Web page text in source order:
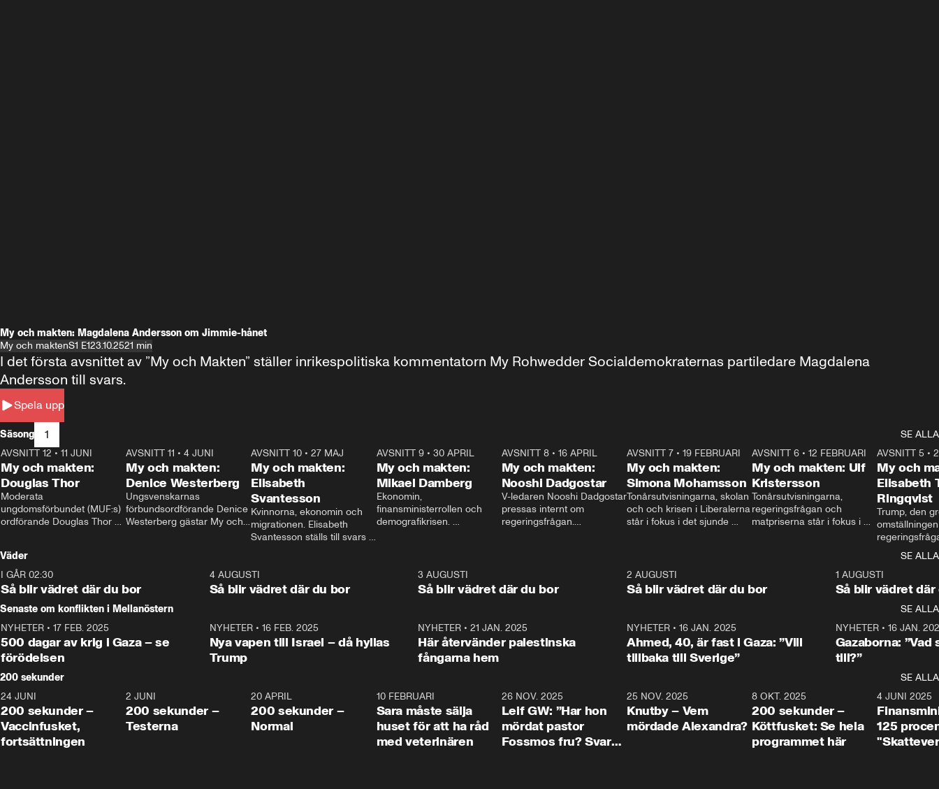
My och makten: Magdalena Andersson om Jimmie-hånet
My och maktenS1 E123.10.2521 min
Spela upp
I det första avsnittet av ”My och Makten” ställer inrikespolitiska kommentatorn My Rohwedder Socialdemokraternas partiledare Magdalena
Andersson till svars.
Säsong 1
SE ALLA
26:27
AVSNITT 12 • 11 JUNI
My och makten:
Douglas Thor
Moderata
ungdomsförbundet (MUF:s)
ordförande Douglas Thor
tonårsutvisningarna och hur
Moderaterna ska locka
väljare till valet i höst.
23:40
AVSNITT 11 •4 JUNI
My och makten:
Denice Westerberg
Ungsvenskarnas
förbundsordförande Denice
Westerberg gästar My och
AVSNITT 10 •27 MAJ
My och makten:
Elisabeth
Svantesson
Kvinnorna, ekonomin och
migrationen. Elisabeth
Svantesson ställs till svars
AVSNITT 9• 30 APRIL
My och makten:
Mikael Damberg
Ekonomin,
finansministerrollen och
demografikrisen.
och Makten.
AVSNITT 8• 16 APRIL
My och makten:
Nooshi Dadgostar
V-ledaren Nooshi Dadgostar
pressas internt om
regeringsfrågan.
– Vi ställer upp i val. Ska vi
vara med så sitter vi förstås
24:30
AVSNITT 7• 19 FEBRUARI
My och makten:
Simona Mohamsson
Tonårsutvisningarna, skolan
och och krisen i Liberalerna
står i fokus i det sjunde
kommentator My
Rohwedder ställer
utbildnings- och
Mohamsson till svars.
27:30
AVSNITT 6 •12 FEBRUARI
My och makten: Ulf
Kristersson
Tonårsutvisningarna,
regeringsfrågan och
matpriserna står i fokus i
Rohwedder ställer
statsminister Ulf Kristersson
AVSNITT 5 •
My och
Elisabeth
Ringqvist
Trump, den
centrum i
avsnittet av
Makten”. Se
Aftonbladets
Rohwedder
Thand Ring
Väder
SE ALLA
I GÅR 02:30
Så blir vädret där du bor
1:06
4 AUGUSTI
Så blir vädret där du bor
3 AUGUSTI
Så blir vädret där du bor
2 AUGUSTI
Så blir vädret där du bor
1 AUGUSTI
Så blir vädret där
Senaste om konflikten i Mellanöstern
SE ALLA
NYHETER • 17 FEB. 2025
500 dagar av krig i Gaza – se
förödelsen
NYHETER• 16 FEB. 2025
Nya vapen till Israel – då hyllas
Trump
NYHETER •21 JAN. 2025
Här återvänder palestinska
fångarna hem
NYHETER• 16 JAN. 2025
Ahmed, 40, är fast i Gaza: ”Vill
tillbaka till Sverige”
NYHETER• 16 JAN.
Gazaborna:
till?”
200 sekunder
SE ALLA
5:00
24 JUNI
200 sekunder –
Vaccinfusket,
fortsättningen
4:23
2 JUNI
200 sekunder –
Testerna
20 APRIL
200 sekunder –
Normal
10 FEBRUARI
Sara måste sälja
huset för att ha råd
med veterinären
26 NOV. 2025
Leif GW: ”Har hon
mördat pastor
Fossmos fru? Svar
31:05
25 NOV. 2025
Knutby – Vem
mördade Alexandra?
4:29
8 OKT. 2025
200 sekunder –
Köttfusket: Se hela
programmet här
4 JUNI 2025
125